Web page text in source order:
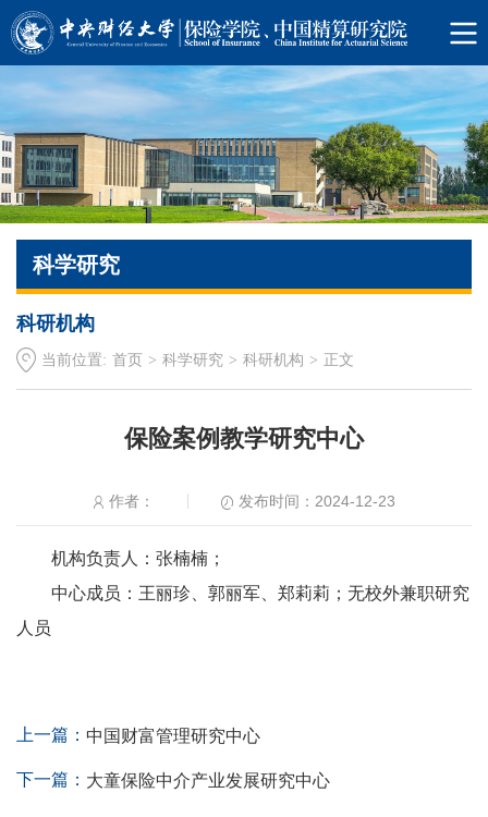
科学研究
科研机构
当前位置: 首页 > 科学研究 > 科研机构 > 正文
保险案例教学研究中心
作者： 发布时间：2024-12-23
机构负责人：张楠楠；
中心成员：王丽珍、郭丽军、郑莉莉；无校外兼职研究
人员
上一篇： 中国财富管理研究中心
下一篇： 大童保险中介产业发展研究中心